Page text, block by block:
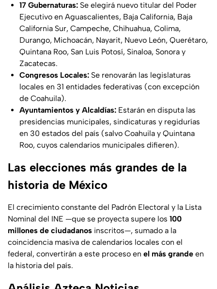
17 Gubernaturas: Se elegirá nuevo titular del Poder
Ejecutivo en Aguascalientes, Baja California, Baja
California Sur, Campeche, Chihuahua, Colima,
Durango, Michoacán, Nayarit, Nuevo León, Querétaro,
Quintana Roo, San Luis Potosí, Sinaloa, Sonora y
Zacatecas.
Congresos Locales: Se renovarán las legislaturas
locales en 31 entidades federativas (con excepción
de Coahuila).
Ayuntamientos y Alcaldías: Estarán en disputa las
presidencias municipales, sindicaturas y regidurías
en 30 estados del país (salvo Coahuila y Quintana
Roo, cuyos calendarios municipales difieren).
Las elecciones más grandes de la
historia de México
El crecimiento constante del Padrón Electoral y la Lista
Nominal del INE —que se proyecta supere los 100
millones de ciudadanos inscritos—, sumado a la
coincidencia masiva de calendarios locales con el
federal, convertirán a este proceso en el más grande en
la historia del país.